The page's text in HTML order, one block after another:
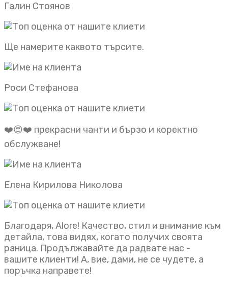
Галин Стоянов
Ще намерите каквото търсите.
Роси Стефанова
❤️😍❤️ прекрасни чанти и бързо и коректно
обслужване!
Елена Кирилова Николова
Благодаря, Alore! Качество, стил и внимание към
детайла, това видях, когато получих своята
раница. Продължавайте да радвате нас -
вашите клиенти! А, вие, дами, не се чудете, а
поръчка направете!